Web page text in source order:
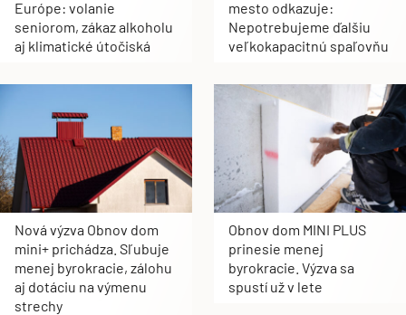
Európe: volanie
seniorom, zákaz alkoholu
aj klimatické útočiská
mesto odkazuje:
Nepotrebujeme ďalšiu
veľkokapacitnú spaľovňu
Nová výzva Obnov dom
mini+ prichádza. Sľubuje
menej byrokracie, zálohu
aj dotáciu na výmenu
strechy
Obnov dom MINI PLUS
prinesie menej
byrokracie. Výzva sa
spustí už v lete